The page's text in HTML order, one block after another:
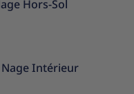
Hors-Sol
Nage Intérieur